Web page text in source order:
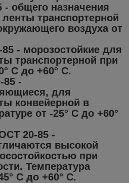
- общего назначения
транспортерной
воздуха от
- морозостойкие для
транспортерной при
С до +60° С.
-
для
конвейерной в
от -25° С до +60°
20-85 -
высокой
при
Температура
С до +60° С.